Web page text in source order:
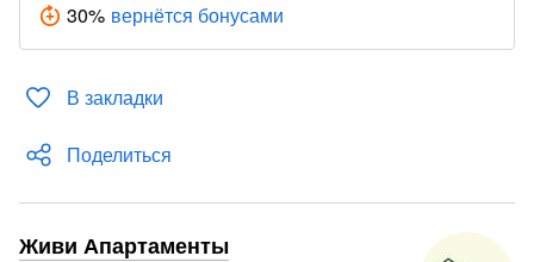
30% вернётся бонусами
В закладки
Поделиться
Живи Апартаменты